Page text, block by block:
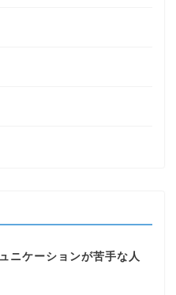
ニケーションが苦手な人